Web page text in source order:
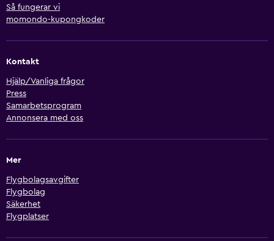
Så fungerar vi
momondo-kupongkoder
Kontakt
Hjälp/Vanliga frågor
Press
Samarbetsprogram
Annonsera med oss
Mer
Flygbolagsavgifter
Flygbolag
Säkerhet
Flygplatser